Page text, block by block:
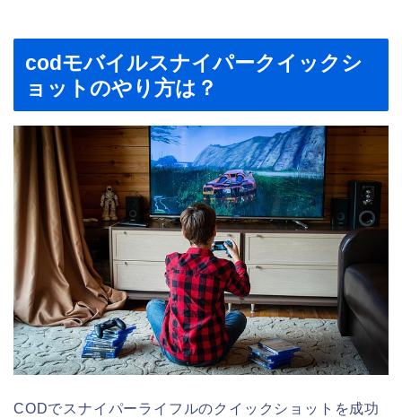
codモバイルスナイパークイックシ
ョットのやり方は？
CODでスナイパーライフルのクイックショットを成功